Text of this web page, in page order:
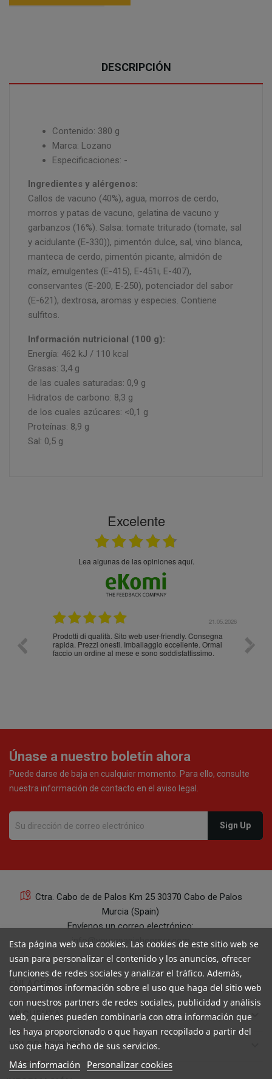
DESCRIPCIÓN
Contenido: 380 g
Marca: Lozano
Especificaciones: -
Ingredientes y alérgenos:
Callos de vacuno (40%), agua, morros de cerdo,
morros y patas de vacuno, gelatina de vacuno y
garbanzos (16%). Salsa: tomate triturado (tomate, sal
y acidulante (E-330)), pimentón dulce, sal, vino blanca,
manteca de cerdo, pimentón picante, almidón de
maíz, emulgentes (E-415), E-451i, E-407),
conservantes (E-200, E-250), potenciador del sabor
(E-621), dextrosa, aromas y especies. Contiene
sulfitos.
Información nutricional (100 g):
Energía: 462 kJ / 110 kcal
Grasas: 3,4 g
de las cuales saturadas: 0,9 g
Hidratos de carbono: 8,3 g
de los cuales azúcares: <0,1 g
Proteínas: 8,9 g
Sal: 0,5 g
Excelente
Lea algunas de las opiniones aquí.
21.05.2026
Prodotti di qualità. Sito web user-friendly. Consegna
rapida. Prezzi onesti. Imballaggio eccellente. Ormai
faccio un ordine al mese e sono soddisfattissimo.
10/10
Únase a nuestro boletín ahora
Puede darse de baja en cualquier momento. Para ello, consulte
nuestra información de contacto en el aviso legal.
Ctra. Cabo de de Palos Km 25 30370 Cabo de Palos
Murcia (Spain)
Envíenos un correo electrónico:
info@yourspanishcorner.com
+34 647 29 98 21 de 9 a 14:30
ENLACES keyboard_arrow_down
MI CUENTA keyboard_arrow_down
VALORACIONES
Esta página web usa cookies. Las cookies de este sitio web se
usan para personalizar el contenido y los anuncios, ofrecer
funciones de redes sociales y analizar el tráfico. Además,
compartimos información sobre el uso que haga del sitio web
con nuestros partners de redes sociales, publicidad y análisis
web, quienes pueden combinarla con otra información que
les haya proporcionado o que hayan recopilado a partir del
uso que haya hecho de sus servicios.
Más información Personalizar cookies